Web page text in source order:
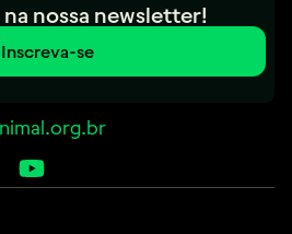
na nossa newsletter!
Inscreva-se